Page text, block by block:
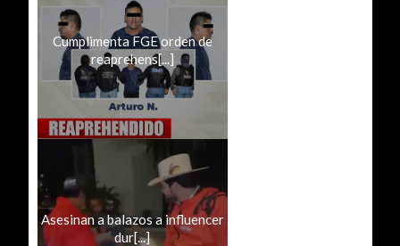
Cumplimenta FGE orden de
reaprehens[...]
Asesinan a balazos a influencer
dur[...]